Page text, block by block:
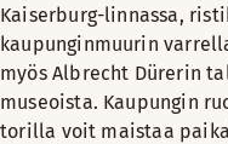
Kaiserburg-linnassa,
kaupunginmuurin
myös Albrecht Dürerin
museoista. Kaupungin
torilla voit maistaa